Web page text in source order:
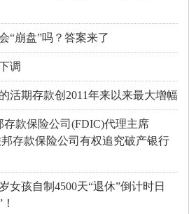
“崩盘”吗？答案来了
调
活期存款创2011年来以来最大增幅
存款保险公司(FDIC)代理主席
邦存款保险公司有权追究破产银行
女孩自制4500天“退休”倒计时日